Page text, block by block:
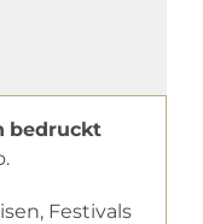
bedruckt
Festivals